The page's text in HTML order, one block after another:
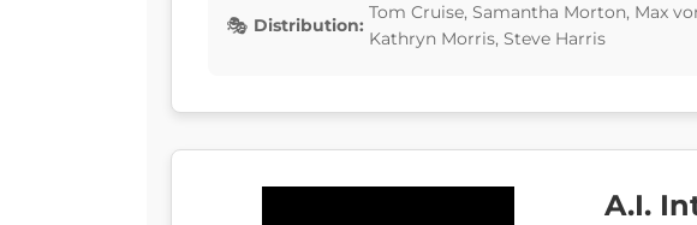
Distribution:
Tom Cruise, Samantha Morton, Max
Kathryn Morris, Steve Harris
A.I.